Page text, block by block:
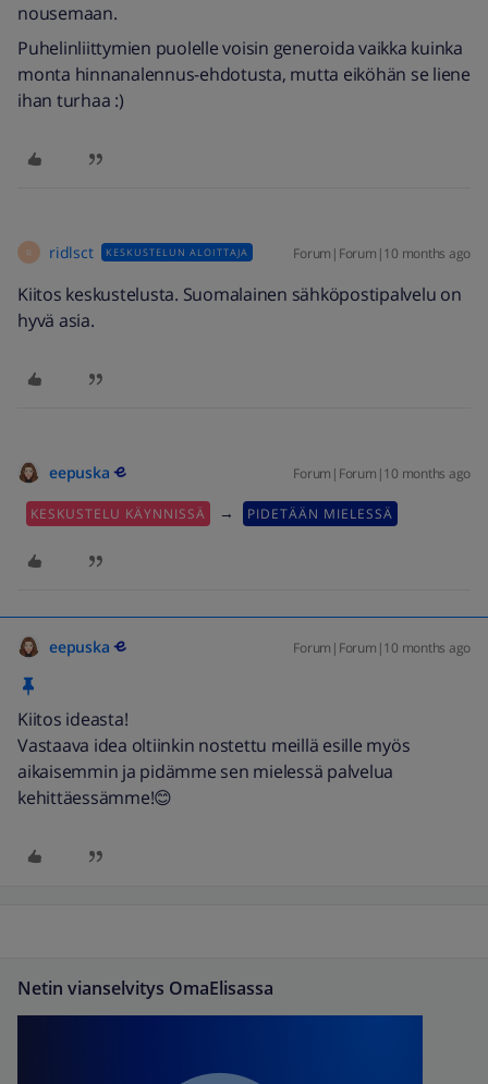
nousemaan.
Puhelinliittymien puolelle voisin generoida vaikka kuinka
monta hinnanalennus-ehdotusta, mutta eiköhän se liene
ihan turhaa :)
R ridlsct KESKUSTELUN ALOITTAJA Forum|Forum|10 months ago
Kiitos keskustelusta. Suomalainen sähköpostipalvelu on
hyvä asia.
eepuska Forum|Forum|10 months ago
KESKUSTELU KÄYNNISSÄ → PIDETÄÄN MIELESSÄ
eepuska Forum|Forum|10 months ago
Kiitos ideasta!
Vastaava idea oltiinkin nostettu meillä esille myös
aikaisemmin ja pidämme sen mielessä palvelua
kehittäessämme!😊
Netin vianselvitys OmaElisassa